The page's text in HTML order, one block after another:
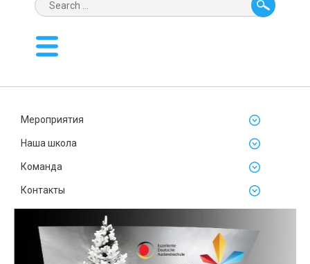
Мероприятия
Наша школа
Команда
Контакты